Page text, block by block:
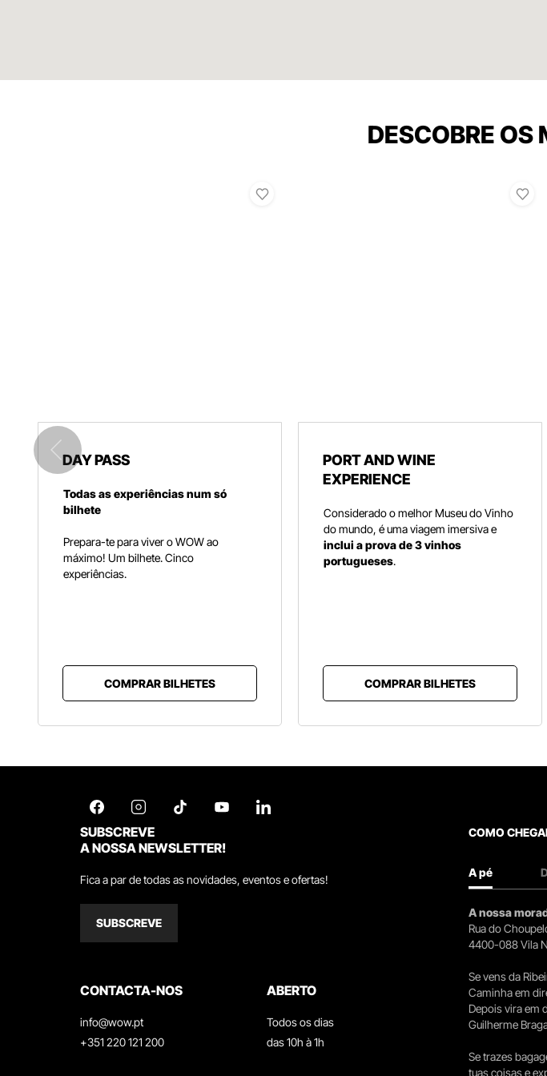
DESCOBRE OS
DAY PASS
Todas as experiências num só
bilhete
Prepara-te para viver o WOW ao
máximo! Um bilhete. Cinco
experiências.
COMPRAR BILHETES
PORT AND WINE
EXPERIENCE
Considerado o melhor Museu do Vinho
do mundo, é uma viagem imersiva e
inclui a prova de 3 vinhos
portugueses.
COMPRAR BILHETES
SUBSCREVE
A NOSSA NEWSLETTER!
Fica a par de todas as novidades, eventos e ofertas!
SUBSCREVE
CONTACTA-NOS
info@wow.pt
+351 220 121 200
ABERTO
Todos os dias
das 10h à 1h
COMO
A pé
A nossa
Rua do
4400-088 Vila
Se vens da
Caminha em
Depois vira em
Guilherme
Se trazes
tuas coisas e